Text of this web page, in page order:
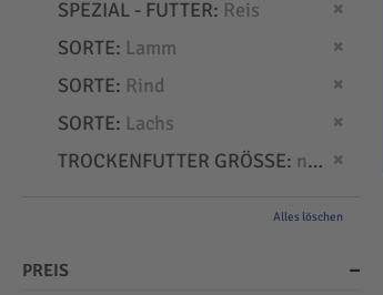
SPEZIAL - FUTTER Reis
SORTE Lamm
SORTE Rind
SORTE Lachs
TROCKENFUTTER GRÖSSE
normal
Alles löschen
PREIS